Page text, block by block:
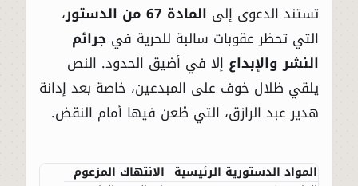
تستند الدعوى إلى المادة 67 من الدستور
،
التي تحظر عقوبات سالبة للحرية في جرائم
النشر والإبداع إلا في أضيق الحدود. النص
يلقي ظلال خوف على المبدعين، خاصة بعد إدانة
هدير عبد الرازق، التي طُعن فيها أمام النقض.
المواد الدستورية الرئيسية الانتهاك المزعوم